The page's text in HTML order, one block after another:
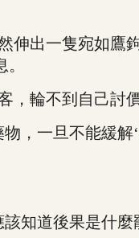
出一隻宛如鷹
輪不到自己討價
一旦不能緩解
知道後果是什麼